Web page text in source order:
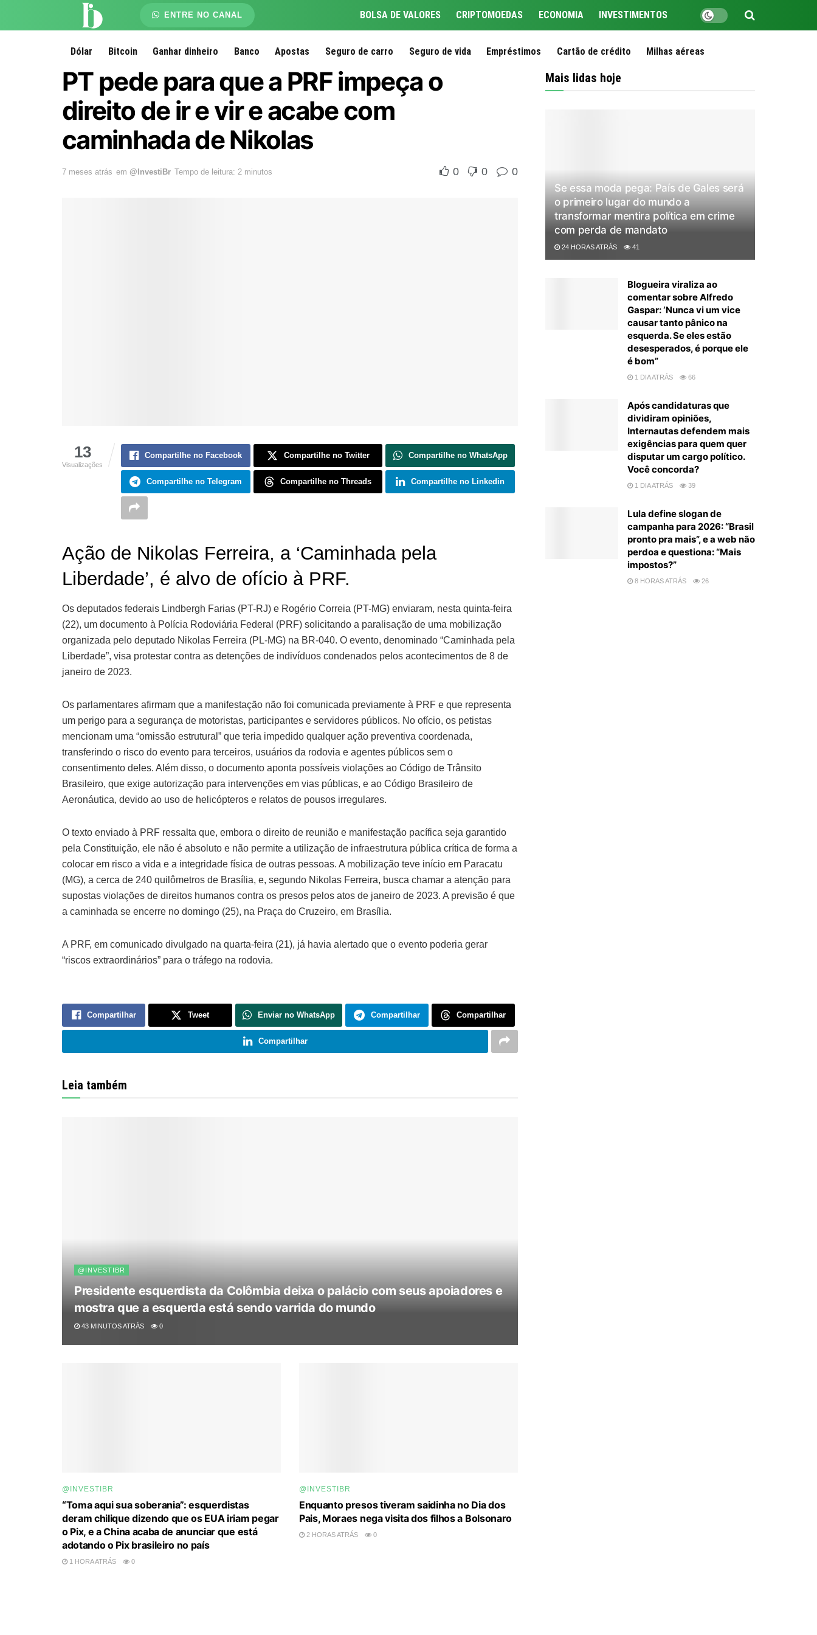
ENTRE NO CANAL BOLSA DE VALORES CRIPTOMOEDAS ECONOMIA INVESTIMENTOS
Dólar Bitcoin Ganhar dinheiro Banco Apostas Seguro de carro Seguro de vida Empréstimos Cartão de crédito Milhas aéreas
PT pede para que a PRF impeça o
direito de ir e vir e acabe com
caminhada de Nikolas
7 meses atrás em @InvestiBr Tempo de leitura: 2 minutos 0 0 0
13
Visualizações
Compartilhe no Facebook Compartilhe no Twitter Compartilhe no WhatsApp
Compartilhe no Telegram Compartilhe no Threads Compartilhe no Linkedin
Ação de Nikolas Ferreira, a ‘Caminhada pela
Liberdade’, é alvo de ofício à PRF.
Os deputados federais Lindbergh Farias (PT-RJ) e Rogério Correia (PT-MG) enviaram, nesta quinta-feira
(22), um documento à Polícia Rodoviária Federal (PRF) solicitando a paralisação de uma mobilização
organizada pelo deputado Nikolas Ferreira (PL-MG) na BR-040. O evento, denominado “Caminhada pela
Liberdade”, visa protestar contra as detenções de indivíduos condenados pelos acontecimentos de 8 de
janeiro de 2023.
Os parlamentares afirmam que a manifestação não foi comunicada previamente à PRF e que representa
um perigo para a segurança de motoristas, participantes e servidores públicos. No ofício, os petistas
mencionam uma “omissão estrutural” que teria impedido qualquer ação preventiva coordenada,
transferindo o risco do evento para terceiros, usuários da rodovia e agentes públicos sem o
consentimento deles. Além disso, o documento aponta possíveis violações ao Código de Trânsito
Brasileiro, que exige autorização para intervenções em vias públicas, e ao Código Brasileiro de
Aeronáutica, devido ao uso de helicópteros e relatos de pousos irregulares.
O texto enviado à PRF ressalta que, embora o direito de reunião e manifestação pacífica seja garantido
pela Constituição, ele não é absoluto e não permite a utilização de infraestrutura pública crítica de forma a
colocar em risco a vida e a integridade física de outras pessoas. A mobilização teve início em Paracatu
(MG), a cerca de 240 quilômetros de Brasília, e, segundo Nikolas Ferreira, busca chamar a atenção para
supostas violações de direitos humanos contra os presos pelos atos de janeiro de 2023. A previsão é que
a caminhada se encerre no domingo (25), na Praça do Cruzeiro, em Brasília.
A PRF, em comunicado divulgado na quarta-feira (21), já havia alertado que o evento poderia gerar
“riscos extraordinários” para o tráfego na rodovia.
Compartilhar Tweet Enviar no WhatsApp Compartilhar Compartilhar
Compartilhar
Leia também
@INVESTIBR
Presidente esquerdista da Colômbia deixa o palácio com seus apoiadores e
mostra que a esquerda está sendo varrida do mundo
43 MINUTOS ATRÁS 0
@INVESTIBR
“Toma aqui sua soberania”: esquerdistas
deram chilique dizendo que os EUA iriam pegar
o Pix, e a China acaba de anunciar que está
adotando o Pix brasileiro no país
1 HORA ATRÁS 0
@INVESTIBR
Enquanto presos tiveram saidinha no Dia dos
Pais, Moraes nega visita dos filhos a Bolsonaro
2 HORAS ATRÁS 0
Mais lidas hoje
Se essa moda pega: País de Gales será
o primeiro lugar do mundo a
transformar mentira política em crime
com perda de mandato
24 HORAS ATRÁS 41
Blogueira viraliza ao
comentar sobre Alfredo
Gaspar: ‘Nunca vi um vice
causar tanto pânico na
esquerda. Se eles estão
desesperados, é porque ele
é bom”
1 DIA ATRÁS 66
Após candidaturas que
dividiram opiniões,
Internautas defendem mais
exigências para quem quer
disputar um cargo político.
Você concorda?
1 DIA ATRÁS 39
Lula define slogan de
campanha para 2026: “Brasil
pronto pra mais”, e a web não
perdoa e questiona: “Mais
impostos?”
8 HORAS ATRÁS 26